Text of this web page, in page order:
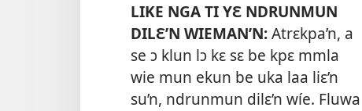
LIKE NGA TI YƐ NDRUNMUN
DILƐ’N WIEMAN’N:Atrɛkpa’n, a
se ɔ klun lɔ kɛ sɛ be kpɛ mmla
wie mun ekun be uka laa liɛ’n
su’n, ndrunmun dilɛ’n wíe. Fluwa